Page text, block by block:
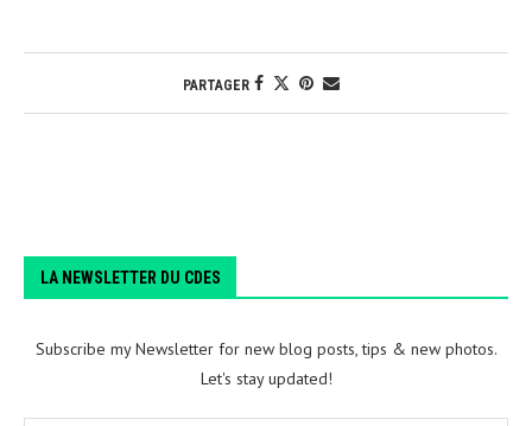
PARTAGER
LA NEWSLETTER DU CDES
Subscribe my Newsletter for new blog posts, tips & new photos.
Let's stay updated!